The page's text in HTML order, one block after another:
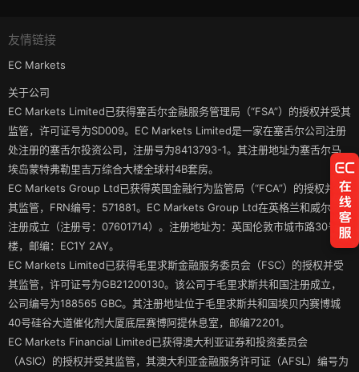
友情链接
EC Markets
关于公司
EC Markets Limited已获得塞舌尔金融服务管理局（“FSA”）的授权并受其
监管，许可证号为SD009。EC Markets Limited是一家在塞舌尔公司注册
处注册的塞舌尔投资公司，注册号为8413793-1。其注册地址为塞舌尔马
埃岛蒙特弗勒里吉万综合大楼全球村4B套房。
EC Markets Group Ltd已获得英国金融行为监管局（“FCA”）的授权并受
其监管，FRN编号：571881。EC Markets Group Ltd在英格兰和威尔士
注册成立（注册号：07601714）。注册地址为：英国伦敦市城市路30号3
楼，邮编：EC1Y 2AY。
EC Markets Limited已获得毛里求斯金融服务委员会（FSC）的授权并受
其监管，许可证号为GB21200130。该公司于毛里求斯共和国注册成立，
公司编号为188565 GBC。其注册地址位于毛里求斯共和国埃贝内赛博城
40号硅谷大道催化剂大厦底层赛博阿提休息室，邮编72201。
EC Markets Financial Limited已获得澳大利亚证券和投资委员会
（ASIC）的授权并受其监管，其澳大利亚金融服务许可证（AFSL）编号为